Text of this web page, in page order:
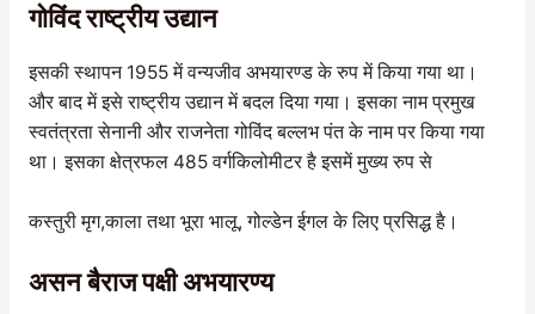
गोविंद राष्ट्रीय उद्यान
इसकी स्थापन 1955 में वन्यजीव अभयारण्ड के रुप में किया गया था।
और बाद में इसे राष्ट्रीय उद्यान में बदल दिया गया। इसका नाम प्रमुख
स्वतंत्रता सेनानी और राजनेता गोविंद बल्लभ पंत के नाम पर किया गया
था। इसका क्षेत्रफल 485 वर्गकिलोमीटर है इसमें मुख्य रुप से
कस्तुरी मृग,काला तथा भूरा भालू, गोल्डेन ईगल के लिए प्रसिद्ध है।
असन बैराज पक्षी अभयारण्य